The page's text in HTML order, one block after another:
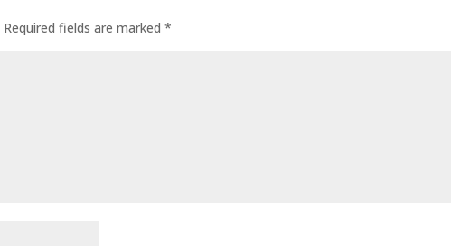
Required fields are marked*